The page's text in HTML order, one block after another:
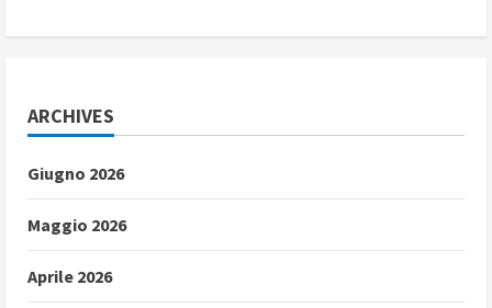
ARCHIVES
Giugno 2026
Maggio 2026
Aprile 2026